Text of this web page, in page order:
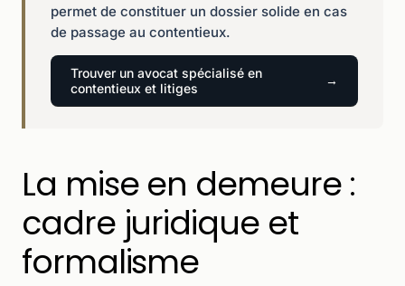
permet de constituer un dossier solide en cas
de passage au contentieux.
Trouver un avocat spécialisé en
contentieux et litiges
La mise en demeure :
cadre juridique et
formalisme